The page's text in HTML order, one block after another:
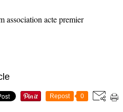
association acte premier
Repost 0